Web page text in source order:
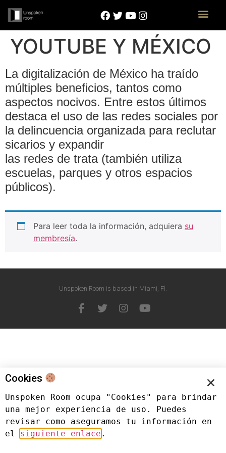
YOUTUBE Y MÉXICO
La digitalización de México ha traído
múltiples beneficios, tantos como
aspectos nocivos. Entre estos últimos
destaca el uso de las redes sociales por
la delincuencia organizada para reclutar
sicarios y expandir
las redes de trata (también utiliza
escuelas, parques y otros espacios
públicos).
Para leer toda la información, adquiera su
membresía.
Unspoken Room is based in Miami, Fl.
Cookies
Unspoken Room ocupa "Cookies" para brindar
una mejor experiencia de uso. Puedes
revisar como aseguramos tu información en
el siguiente enlace .